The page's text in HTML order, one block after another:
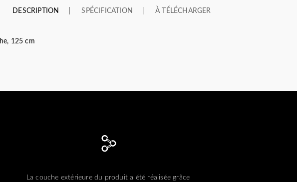
DESCRIPTION SPÉCIFICATION À TÉLÉCHARGER
125 cm
La couche extérieure du produit a été réalisée grâce